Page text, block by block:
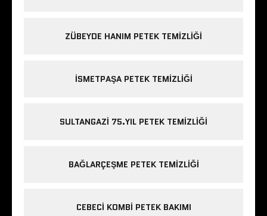
ZÜBEYDE HANIM PETEK TEMIZLIĞI
ISMETPAŞA PETEK TEMIZLIĞI
SULTANGAZI 75.YIL PETEK TEMIZLIĞI
BAĞLARÇEŞME PETEK TEMIZLIĞI
CEBECI KOMBI PETEK BAKIMI